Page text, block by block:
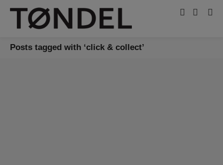
Posts tagged with ‘click & collect’